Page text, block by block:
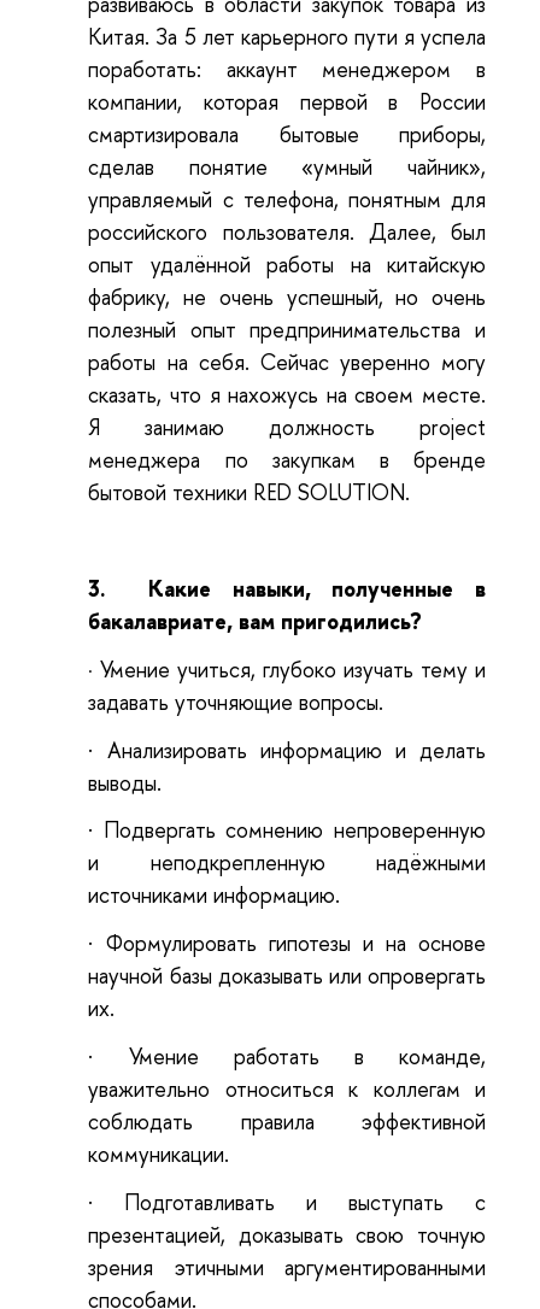
Китая. За 5 лет карьерного пути я успела
поработать: аккаунт менеджером в
компании, которая первой в России
смартизировала бытовые приборы,
сделав понятие «умный чайник»,
управляемый с телефона, понятным для
российского пользователя. Далее, был
опыт удалённой работы на китайскую
фабрику, не очень успешный, но очень
полезный опыт предпринимательства и
работы на себя. Сейчас уверенно могу
сказать, что я нахожусь на своем месте.
Я занимаю должность project
менеджера по закупкам в бренде
бытовой техники RED SOLUTION.
3. Какие навыки, полученные в
бакалавриате, вам пригодились?
· Умение учиться, глубоко изучать тему и
задавать уточняющие вопросы.
· Анализировать информацию и делать
выводы.
· Подвергать сомнению непроверенную
и неподкрепленную надёжными
источниками информацию.
· Формулировать гипотезы и на основе
научной базы доказывать или опровергать
их.
· Умение работать в команде,
уважительно относиться к коллегам и
соблюдать правила эффективной
коммуникации.
· Подготавливать и выступать с
презентацией, доказывать свою точную
зрения этичными аргументированными
способами.